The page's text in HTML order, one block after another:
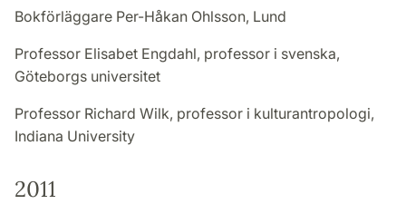
Bokförläggare Per-Håkan Ohlsson, Lund
Professor Elisabet Engdahl, professor i svenska,
Göteborgs universitet
Professor Richard Wilk, professor i kulturantropologi,
Indiana University
2011